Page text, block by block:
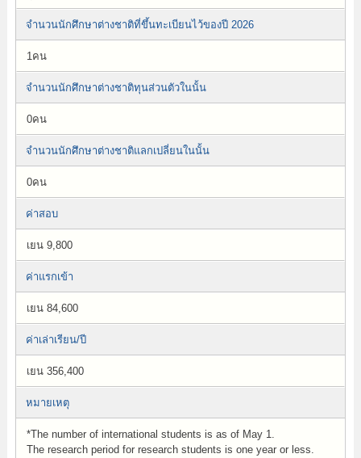
จำนวนนักศึกษาต่างชาติที่ขึ้นทะเบียนไว้ของปี 2026
1คน
จำนวนนักศึกษาต่างชาติทุนส่วนตัวในนั้น
0คน
จำนวนนักศึกษาต่างชาติแลกเปลี่ยนในนั้น
0คน
ค่าสอบ
เยน 9,800
ค่าแรกเข้า
เยน 84,600
ค่าเล่าเรียน/ปี
เยน 356,400
หมายเหตุ
*The number of international students is as of May 1.
The research period for research students is one year or less.